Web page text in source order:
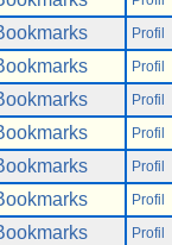
Profil
Profil
Profil
Profil
Profil
Profil
Profil